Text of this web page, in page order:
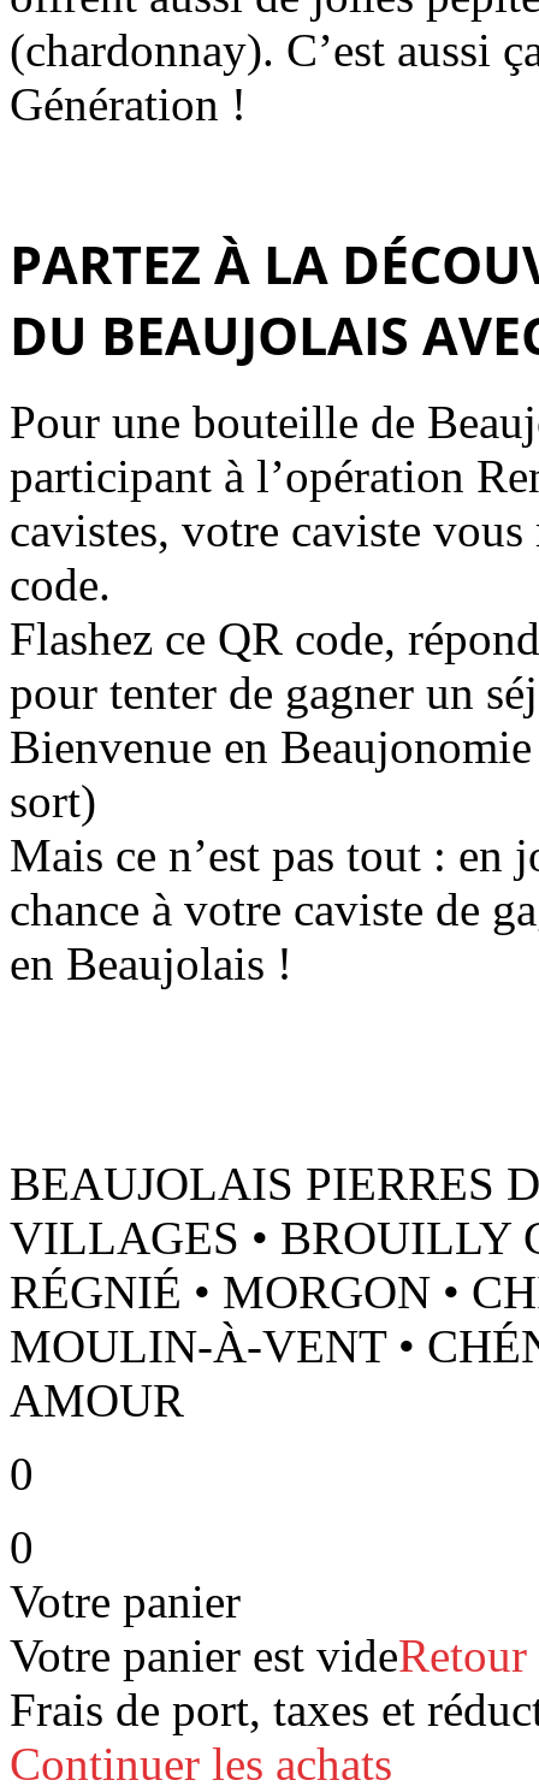
(chardonnay). C’est aussi
Génération !
PARTEZ À LA
DU BEAUJOLAIS
Pour une bouteille de
participant à l’opération
cavistes, votre caviste
code.
Flashez ce QR code,
pour tenter de gagner un
Bienvenue en
sort)
Mais ce n’est pas tout : en
chance à votre caviste de
en Beaujolais !
BEAUJOLAIS PIERRES
VILLAGES • BROUILLY
RÉGNIÉ • MORGON •
MOULIN-À-VENT •
AMOUR
0
0
Votre panier
Votre panier est vide
Frais de port, taxes et
Continuer les achats